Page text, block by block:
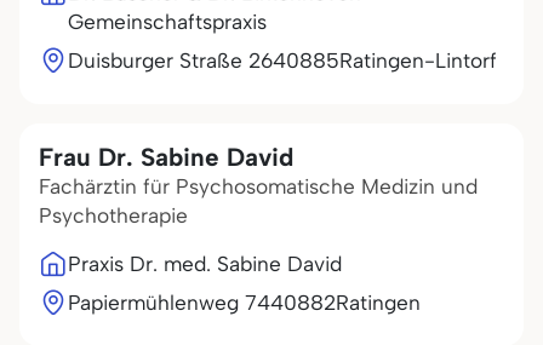
Gemeinschaftspraxis
Duisburger Straße 2640885Ratingen-Lintorf
Frau Dr. Sabine David
Fachärztin für Psychosomatische Medizin und
Psychotherapie
Praxis Dr. med. Sabine David
Papiermühlenweg 7440882Ratingen